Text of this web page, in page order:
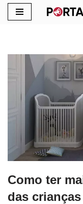
conteúdo
Como ter
das crianças